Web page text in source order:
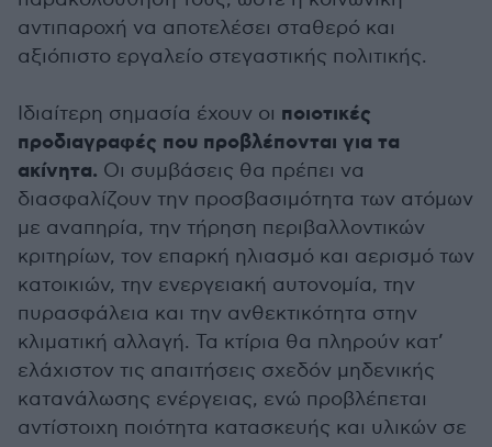
αντιπαροχή να αποτελέσει σταθερό και
αξιόπιστο εργαλείο στεγαστικής πολιτικής.
Ιδιαίτερη σημασία έχουν οι ποιοτικές
προδιαγραφές που προβλέπονται για τα
ακίνητα. Οι συμβάσεις θα πρέπει να
διασφαλίζουν την προσβασιμότητα των ατόμων
με αναπηρία, την τήρηση περιβαλλοντικών
κριτηρίων, τον επαρκή ηλιασμό και αερισμό των
κατοικιών, την ενεργειακή αυτονομία, την
πυρασφάλεια και την ανθεκτικότητα στην
κλιματική αλλαγή. Τα κτίρια θα πληρούν κατ’
ελάχιστον τις απαιτήσεις σχεδόν μηδενικής
κατανάλωσης ενέργειας, ενώ προβλέπεται
αντίστοιχη ποιότητα κατασκευής και υλικών σε